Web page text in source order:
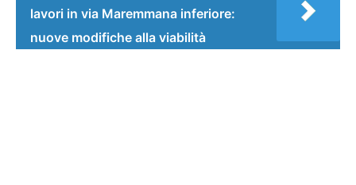
lavori in via Maremmana inferiore:
nuove modifiche alla viabilità